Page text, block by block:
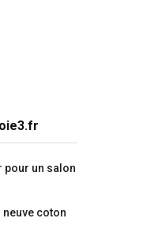
pour un salon
neuve coton